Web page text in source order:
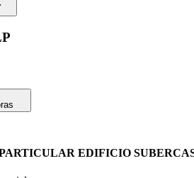
EDIFICIO